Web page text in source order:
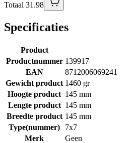
Totaal 31.98
Specificaties
Product
Productnummer 139917
EAN
8712006069241
Gewicht product 1460 gr
Hoogte product 145 mm
Lengte product 145 mm
Breedte product 145 mm
Type(nummer)
7x7
Merk
Geen